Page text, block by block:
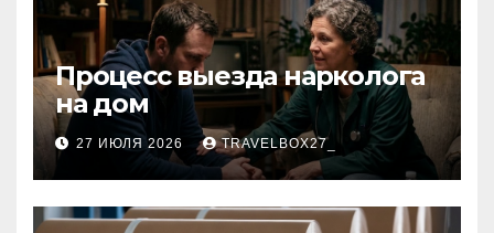
Процесс выезда нарколога
на дом
27 ИЮЛЯ 2026 TRAVELBOX27_